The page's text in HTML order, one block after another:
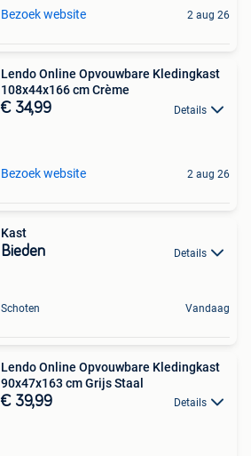
Bezoek website 2 aug 26
Lendo Online Opvouwbare Kledingkast
108x44x166 cm Crème
€ 34,99 Details
Bezoek website 2 aug 26
Kast
Bieden Details
Schoten Vandaag
Lendo Online Opvouwbare Kledingkast
90x47x163 cm Grijs Staal
€ 39,99 Details